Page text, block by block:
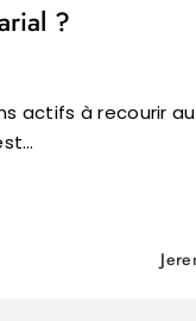
?
actifs à recourir au